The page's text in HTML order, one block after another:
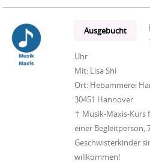
Ausgebucht
Uhr
Mit: Lisa Shi
Ort: Hebammerei
30451 Hannover
↑ Musik-Maxis-Kurs
einer Begleitperson,
Geschwisterkinder
willkommen!